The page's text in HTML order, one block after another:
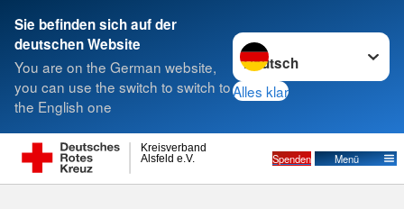
Sie befinden sich auf der
deutschen Website
You are on the German website,
you can use the switch to switch to
the English one
Sprache wechseln zu
Alles klar
Alsfeld e.V.
Kreisverband
Spenden Menü
Suche